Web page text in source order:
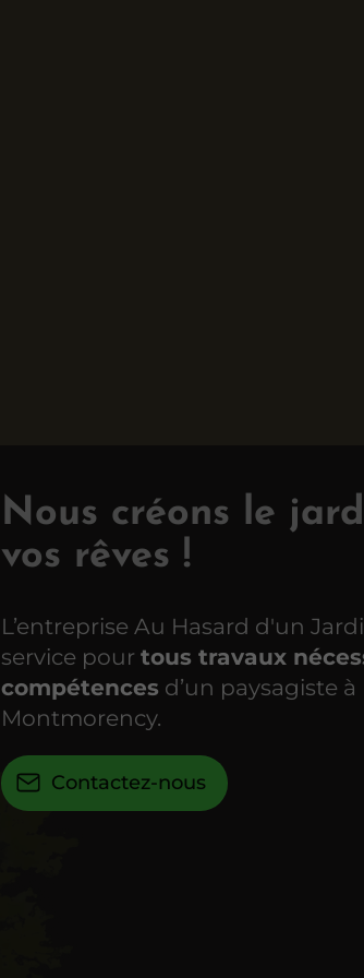
Nous créons le
vos rêves !
L’entreprise Au Hasard d'un
service pourtous travaux
compétences d’un paysagiste à
Montmorency.
Contactez-nous